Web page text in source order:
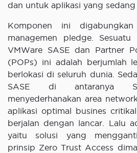
dan untuk aplikasi yang sedang
Komponen ini
managemen pledge.
VMWare SASE dan Partner
(POPs) ini adalah berjumlah
berlokasi di seluruh dunia.
SASE di antaranya
menyederhanakan area
aplikasi optimal busines
berjalan dengan lancar. Lalu
yaitu solusi yang
prinsip Zero Trust Access